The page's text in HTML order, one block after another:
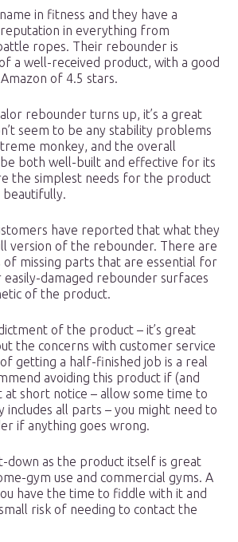
in fitness and they have a
in everything from
ropes. Their rebounder is
a well-received product, with a good
of 4.5 stars.
rebounder turns up, it’s a great
seem to be any stability problems
monkey, and the overall
both well-built and effective for its
the simplest needs for the product
have reported that what they
version of the rebounder. There are
missing parts that are essential for
easily-damaged rebounder surfaces
of the product.
of the product – it’s great
the concerns with customer service
getting a half-finished job is a real
avoiding this product if (and
at short notice – allow some time to
includes all parts – you might need to
if anything goes wrong.
down as the product itself is great
gym use and commercial gyms. A
have the time to fiddle with it and
risk of needing to contact the